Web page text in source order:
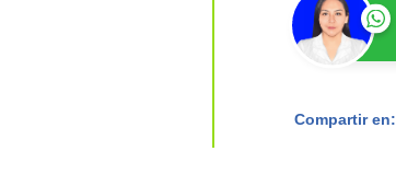
Compartir en: